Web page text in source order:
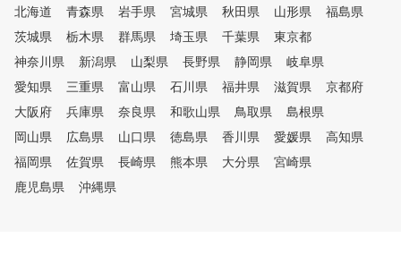
北海道
青森県 岩手県 宮城県 秋田県 山形県
福島県
茨城県
栃木県 群馬県 埼玉県 千葉県
東京都
神奈川県
新潟県 山梨県 長野県 静岡県
岐阜県
愛知県
三重県 富山県 石川県 福井県 滋賀県
京都府
大阪府
兵庫県 奈良県 和歌山県 鳥取県
島根県
岡山県
広島県 山口県 徳島県 香川県 愛媛県
高知県
福岡県
佐賀県 長崎県 熊本県 大分県
宮崎県
鹿児島県
沖縄県